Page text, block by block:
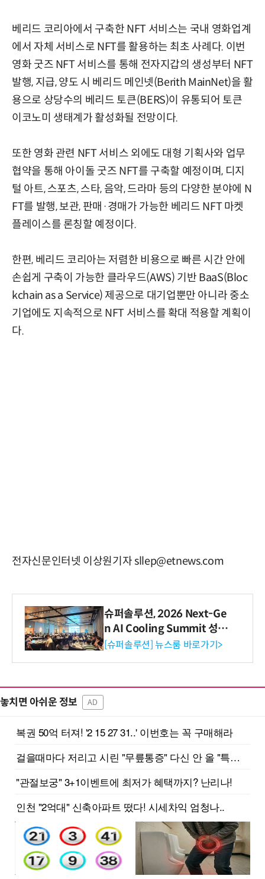
베리드 코리아에서 구축한 NFT 서비스는 국내 영화업계
에서 자체 서비스로 NFT를 활용하는 최초 사례다. 이번
영화 굿즈 NFT 서비스를 통해 전자지갑의 생성부터 NFT
발행, 지급, 양도 시 베리드 메인넷(Berith MainNet)을 활
용으로 상당수의 베리드 토큰(BERS)이 유통되어 토큰
이코노미 생태계가 활성화될 전망이다.
또한 영화 관련 NFT 서비스 외에도 대형 기획사와 업무
협약을 통해 아이돌 굿즈 NFT를 구축할 예정이며, 디지
털 아트, 스포츠, 스타, 음악, 드라마 등의 다양한 분야에 N
FT를 발행, 보관, 판매·경매가 가능한 베리드 NFT 마켓
플레이스를 론칭할 예정이다.
한편, 베리드 코리아는 저렴한 비용으로 빠른 시간 안에
손쉽게 구축이 가능한 클라우드(AWS) 기반 BaaS(Bloc
kchain as a Service) 제공으로 대기업뿐만 아니라 중소
기업에도 지속적으로 NFT 서비스를 확대 적용할 계획이
다.
전자신문인터넷 이상원기자 sllep@etnews.com
슈퍼솔루션, 2026 Next-Ge
n AI Cooling Summit 성황
리 성료
[슈퍼솔루션] 뉴스룸 바로가기>
놓치면 아쉬운 정보 AD